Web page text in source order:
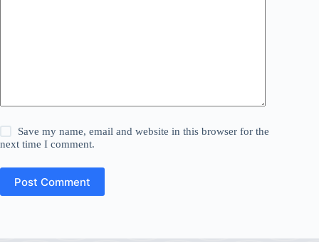
Save my name, email and website in this browser for the
next time I comment.
Post Comment